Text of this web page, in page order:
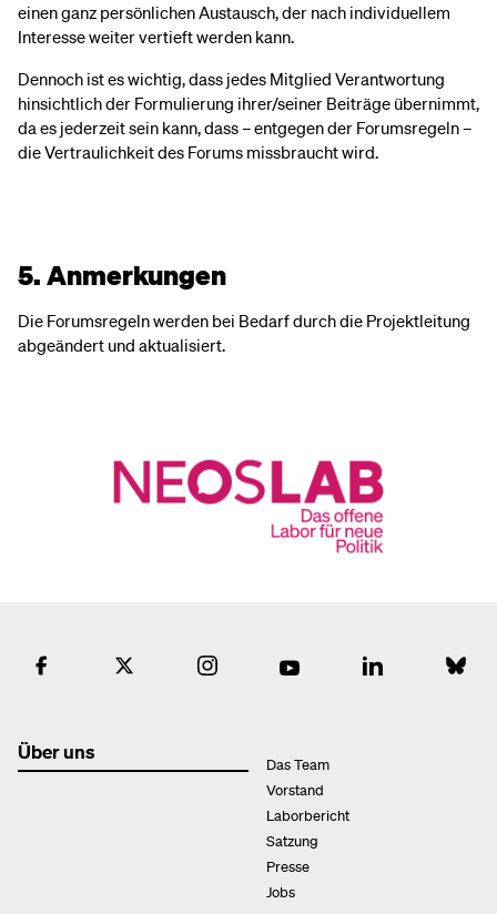
einen ganz persönlichen Austausch, der nach individuellem
Interesse weiter vertieft werden kann.
Dennoch ist es wichtig, dass jedes Mitglied Verantwortung
hinsichtlich der Formulierung ihrer/seiner Beiträge übernimmt,
da es jederzeit sein kann, dass – entgegen der Forumsregeln –
die Vertraulichkeit des Forums missbraucht wird.
5. Anmerkungen
Die Forumsregeln werden bei Bedarf durch die Projektleitung
abgeändert und aktualisiert.
Über uns
Das Team
Vorstand
Laborbericht
Satzung
Presse
Jobs